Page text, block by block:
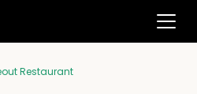
Restaurant